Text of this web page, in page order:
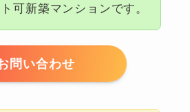
可新築マンションです。
問い合わせ